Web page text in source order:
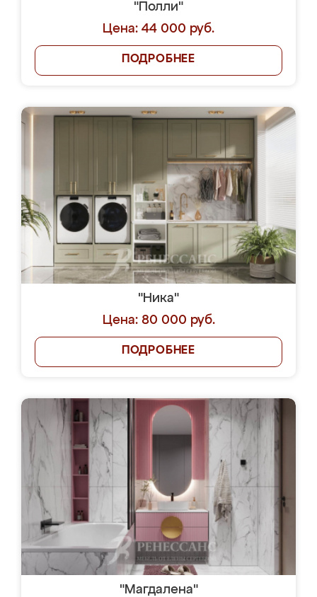
"Полли"
Цена: 44 000 руб.
ПОДРОБНЕЕ
"Ника"
Цена: 80 000 руб.
ПОДРОБНЕЕ
"Магдалена"